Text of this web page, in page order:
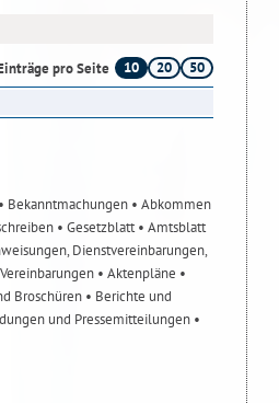
pro Seite 10 20
50
• Bekanntmachungen • Abkommen
• Gesetzblatt• Amtsblatt
Dienstvereinbarungen,
• Aktenpläne •
Broschüren • Berichte und
und Pressemitteilungen •